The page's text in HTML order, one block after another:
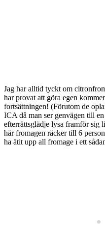
Jag har alltid tyckt om
har provat att göra egen
fortsättningen! (Förutom de
ICA då man ser genvägen till
efterrättsglädje lysa framför sig
här fromagen räcker till 6
ha ätit upp all fromage i ett